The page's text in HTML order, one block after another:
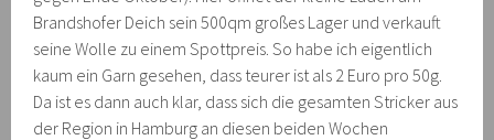
Brandshofer Deich sein 500qm großes Lager und verkauft
seine Wolle zu einem Spottpreis. So habe ich eigentlich
kaum ein Garn gesehen, dass teurer ist als 2 Euro pro 50g.
Da ist es dann auch klar, dass sich die gesamten Stricker aus
der Region in Hamburg an diesen beiden Wochen